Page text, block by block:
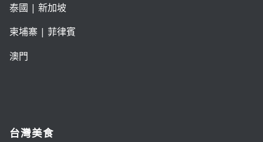
泰國 | 新加坡
柬埔寨 | 菲律賓
澳門
台灣美食